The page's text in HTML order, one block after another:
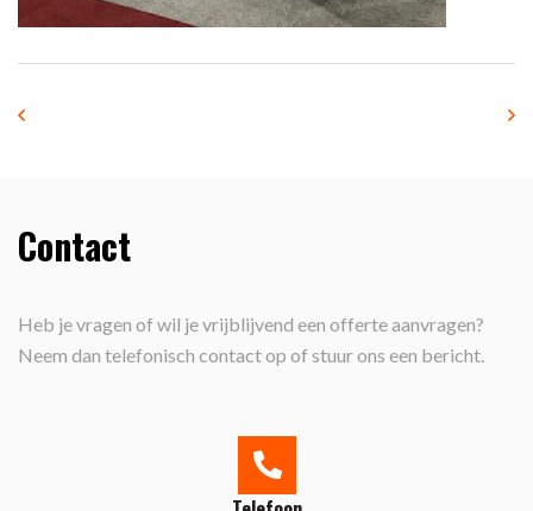
Contact
Heb je vragen of wil je vrijblijvend een offerte aanvragen?
Neem dan telefonisch contact op of stuur ons een bericht.